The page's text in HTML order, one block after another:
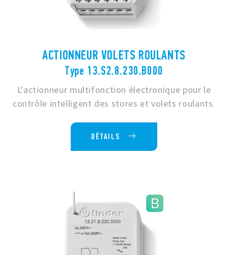
ACTIONNEUR VOLETS ROULANTS
Type 13.S2.8.230.B000
L'actionneur multifonction électronique pour le
contrôle intelligent des stores et volets roulants.
DÉTAILS